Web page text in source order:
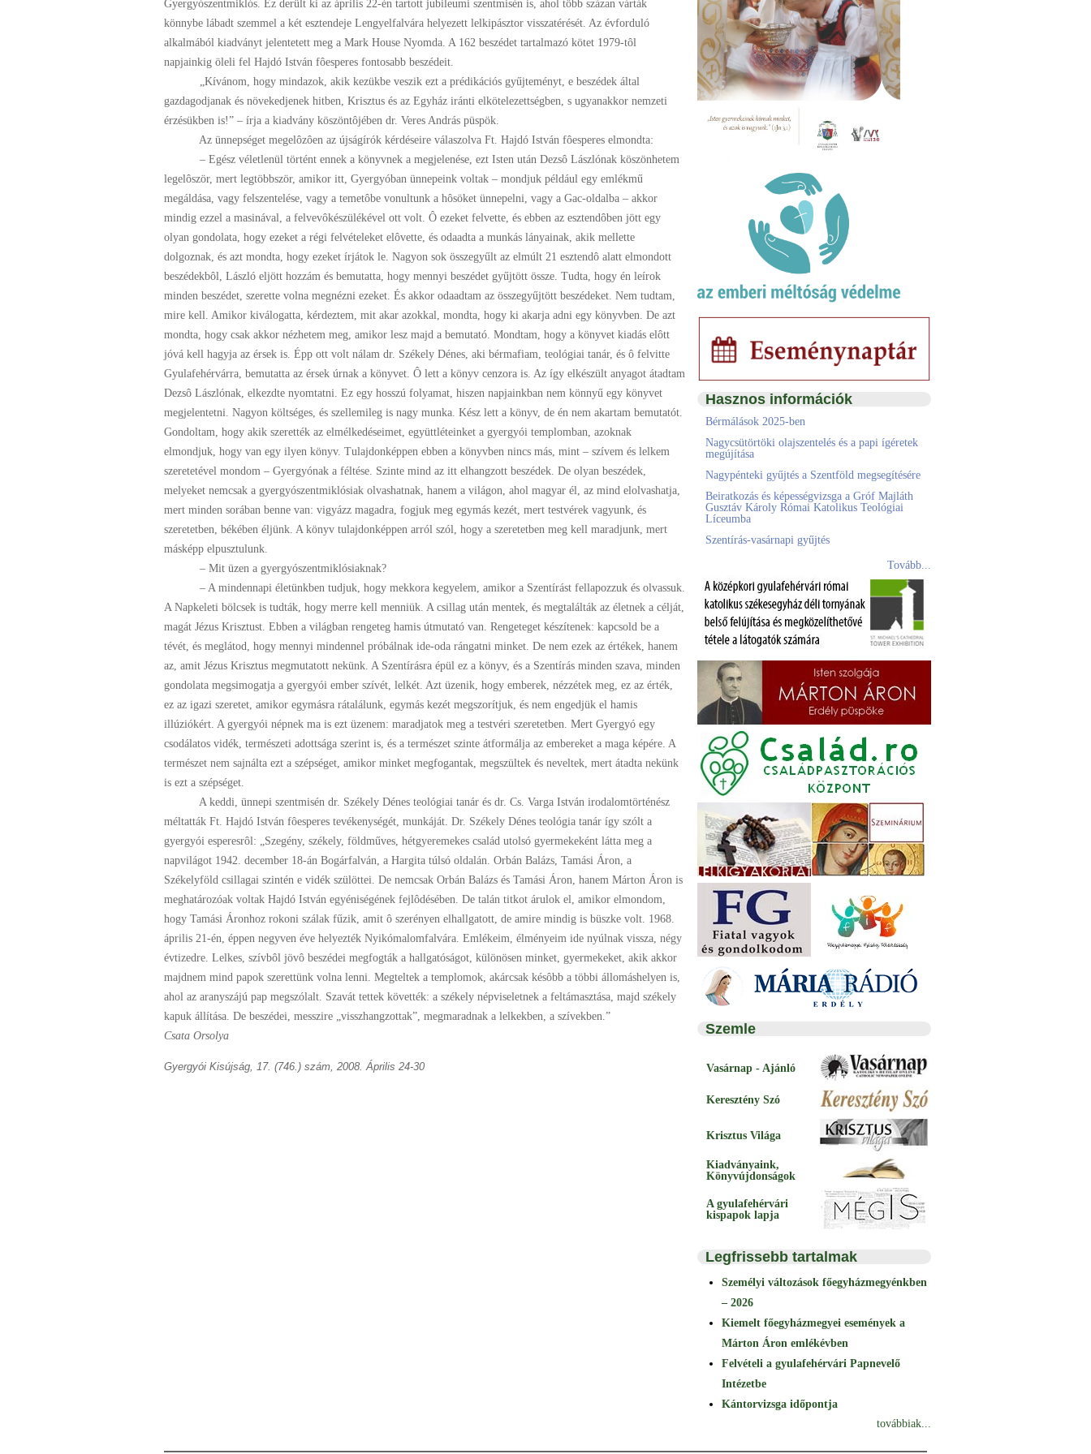
Gyergyószentmiklós. Ez derült ki az április 22-én tartott jubileumi szentmisén is, ahol több százan várták
könnybe lábadt szemmel a két esztendeje Lengyelfalvára helyezett lelkipásztor visszatérését. Az évforduló
alkalmából kiadványt jelentetett meg a Mark House Nyomda. A 162 beszédet tartalmazó kötet 1979-tôl
napjainkig öleli fel Hajdó István fôesperes fontosabb beszédeit.
„Kívánom, hogy mindazok, akik kezükbe veszik ezt a prédikációs gyűjteményt, e beszédek által
gazdagodjanak és növekedjenek hitben, Krisztus és az Egyház iránti elkötelezettségben, s ugyanakkor nemzeti
érzésükben is!” – írja a kiadvány köszöntôjében dr. Veres András püspök.
Az ünnepséget megelôzôen az újságírók kérdéseire válaszolva Ft. Hajdó István fôesperes elmondta:
– Egész véletlenül történt ennek a könyvnek a megjelenése, ezt Isten után Dezsô Lászlónak köszönhetem
legelôször, mert legtöbbször, amikor itt, Gyergyóban ünnepeink voltak – mondjuk például egy emlékmű
megáldása, vagy felszentelése, vagy a temetôbe vonultunk a hôsöket ünnepelni, vagy a Gac-oldalba – akkor
mindig ezzel a masinával, a felvevôkészülékével ott volt. Ô ezeket felvette, és ebben az esztendôben jött egy
olyan gondolata, hogy ezeket a régi felvételeket elôvette, és odaadta a munkás lányainak, akik mellette
dolgoznak, és azt mondta, hogy ezeket írjátok le. Nagyon sok összegyűlt az elmúlt 21 esztendô alatt elmondott
beszédekbôl, László eljött hozzám és bemutatta, hogy mennyi beszédet gyűjtött össze. Tudta, hogy én leírok
minden beszédet, szerette volna megnézni ezeket. És akkor odaadtam az összegyűjtött beszédeket. Nem tudtam,
mire kell. Amikor kiválogatta, kérdeztem, mit akar azokkal, mondta, hogy ki akarja adni egy könyvben. De azt
mondta, hogy csak akkor nézhetem meg, amikor lesz majd a bemutató. Mondtam, hogy a könyvet kiadás elôtt
jóvá kell hagyja az érsek is. Épp ott volt nálam dr. Székely Dénes, aki bérmafiam, teológiai tanár, és ô felvitte
Gyulafehérvárra, bemutatta az érsek úrnak a könyvet. Ô lett a könyv cenzora is. Az így elkészült anyagot átadtam
Dezsô Lászlónak, elkezdte nyomtatni. Ez egy hosszú folyamat, hiszen napjainkban nem könnyű egy könyvet
megjelentetni. Nagyon költséges, és szellemileg is nagy munka. Kész lett a könyv, de én nem akartam bemutatót.
Gondoltam, hogy akik szerették az elmélkedéseimet, együttléteinket a gyergyói templomban, azoknak
elmondjuk, hogy van egy ilyen könyv. Tulajdonképpen ebben a könyvben nincs más, mint – szívem és lelkem
szeretetével mondom – Gyergyónak a féltése. Szinte mind az itt elhangzott beszédek. De olyan beszédek,
melyeket nemcsak a gyergyószentmiklósiak olvashatnak, hanem a világon, ahol magyar él, az mind elolvashatja,
mert minden sorában benne van: vigyázz magadra, fogjuk meg egymás kezét, mert testvérek vagyunk, és
szeretetben, békében éljünk. A könyv tulajdonképpen arról szól, hogy a szeretetben meg kell maradjunk, mert
másképp elpusztulunk.
– Mit üzen a gyergyószentmiklósiaknak?
– A mindennapi életünkben tudjuk, hogy mekkora kegyelem, amikor a Szentírást fellapozzuk és olvassuk.
A Napkeleti bölcsek is tudták, hogy merre kell menniük. A csillag után mentek, és megtalálták az életnek a célját,
magát Jézus Krisztust. Ebben a világban rengeteg hamis útmutató van. Rengeteget készítenek: kapcsold be a
tévét, és meglátod, hogy mennyi mindennel próbálnak ide-oda rángatni minket. De nem ezek az értékek, hanem
az, amit Jézus Krisztus megmutatott nekünk. A Szentírásra épül ez a könyv, és a Szentírás minden szava, minden
gondolata megsimogatja a gyergyói ember szívét, lelkét. Azt üzenik, hogy emberek, nézzétek meg, ez az érték,
ez az igazi szeretet, amikor egymásra rátalálunk, egymás kezét megszorítjuk, és nem engedjük el hamis
illúziókért. A gyergyói népnek ma is ezt üzenem: maradjatok meg a testvéri szeretetben. Mert Gyergyó egy
csodálatos vidék, természeti adottsága szerint is, és a természet szinte átformálja az embereket a maga képére. A
természet nem sajnálta ezt a szépséget, amikor minket megfogantak, megszültek és neveltek, mert átadta nekünk
is ezt a szépséget.
A keddi, ünnepi szentmisén dr. Székely Dénes teológiai tanár és dr. Cs. Varga István irodalomtörténész
méltatták Ft. Hajdó István fôesperes tevékenységét, munkáját. Dr. Székely Dénes teológia tanár így szólt a
gyergyói esperesrôl: „Szegény, székely, földműves, hétgyeremekes család utolsó gyermekeként látta meg a
napvilágot 1942. december 18-án Bogárfalván, a Hargita túlsó oldalán. Orbán Balázs, Tamási Áron, a
Székelyföld csillagai szintén e vidék szülöttei. De nemcsak Orbán Balázs és Tamási Áron, hanem Márton Áron is
meghatározóak voltak Hajdó István egyéniségének fejlôdésében. De talán titkot árulok el, amikor elmondom,
hogy Tamási Áronhoz rokoni szálak fűzik, amit ô szerényen elhallgatott, de amire mindig is büszke volt. 1968.
április 21-én, éppen negyven éve helyezték Nyikómalomfalvára. Emlékeim, élményeim ide nyúlnak vissza, négy
évtizedre. Lelkes, szívbôl jövô beszédei megfogták a hallgatóságot, különösen minket, gyermekeket, akik akkor
majdnem mind papok szerettünk volna lenni. Megteltek a templomok, akárcsak késôbb a többi állomáshelyen is,
ahol az aranyszájú pap megszólalt. Szavát tettek követték: a székely népviseletnek a feltámasztása, majd székely
kapuk állítása. De beszédei, messzire „visszhangzottak”, megmaradnak a lelkekben, a szívekben.”
Csata Orsolya
Gyergyói Kisújság, 17. (746.) szám, 2008. Április 24-30
Hasznos információk
Bérmálások 2025-ben
Nagycsütörtöki olajszentelés és a papi ígéretek
megújítása
Nagypénteki gyűjtés a Szentföld megsegítésére
Beiratkozás és képességvizsga a Gróf Majláth
Gusztáv Károly Római Katolikus Teológiai
Líceumba
Szentírás-vasárnapi gyűjtés
Tovább...
Szemle
Vasárnap - Ajánló
Keresztény Szó
Krisztus Világa
Kiadványaink,
Könyvújdonságok
A gyulafehérvári
kispapok lapja
Legfrissebb tartalmak
Személyi változások főegyházmegyénkben
– 2026
Kiemelt főegyházmegyei események a
Márton Áron emlékévben
Felvételi a gyulafehérvári Papnevelő
Intézetbe
Kántorvizsga időpontja
továbbiak...